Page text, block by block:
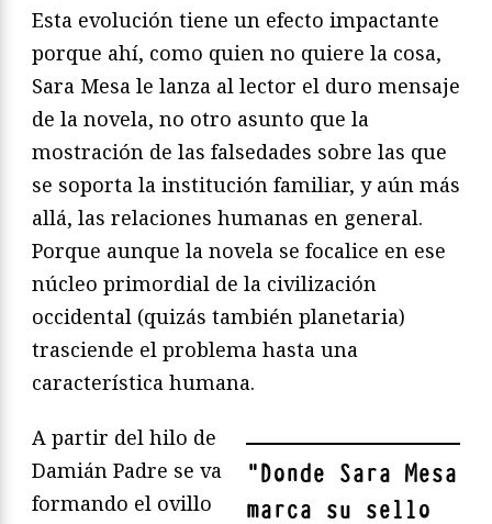
Esta evolución tiene un efecto impactante
porque ahí, como quien no quiere la cosa,
Sara Mesa le lanza al lector el duro mensaje
de la novela, no otro asunto que la
mostración de las falsedades sobre las que
se soporta la institución familiar, y aún más
allá, las relaciones humanas en general.
Porque aunque la novela se focalice en ese
núcleo primordial de la civilización
occidental (quizás también planetaria)
trasciende el problema hasta una
característica humana.
"Donde Sara Mesa
marca su sello
A partir del hilo de
Damián Padre se va
formando el ovillo